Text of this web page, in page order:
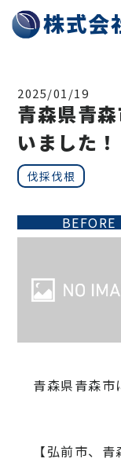
株式会
2025/01/19
青森県青
いました！
伐採伐根
BEFORE
青森県青森市
【弘前市、